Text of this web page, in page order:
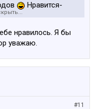
Нравится-
и при
нравилось. Я бы
уважаю.
#11